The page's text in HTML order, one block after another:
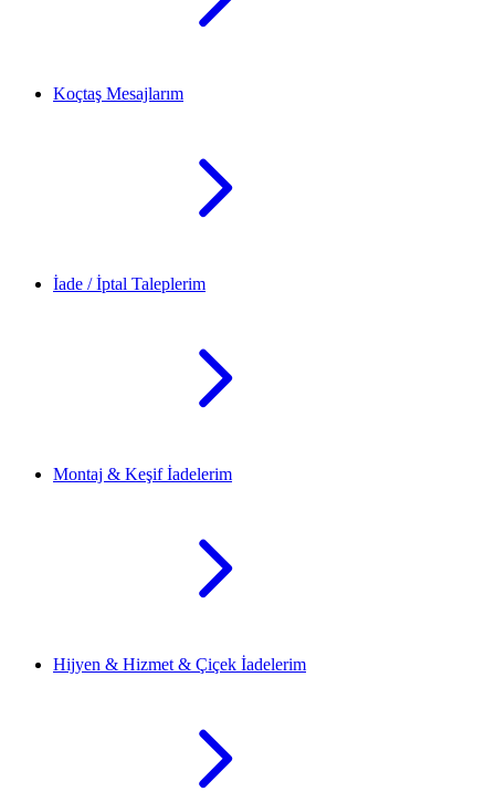
Koçtaş Mesajlarım
İade / İptal Taleplerim
Montaj & Keşif İadelerim
Hijyen & Hizmet & Çiçek İadelerim